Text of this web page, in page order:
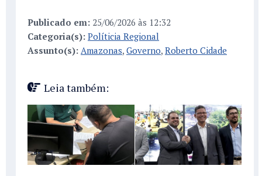
Publicado em: 25/06/2026 às 12:32
Categoria(s): Políticia Regional
Assunto(s): Amazonas, Governo, Roberto Cidade
Leia também: